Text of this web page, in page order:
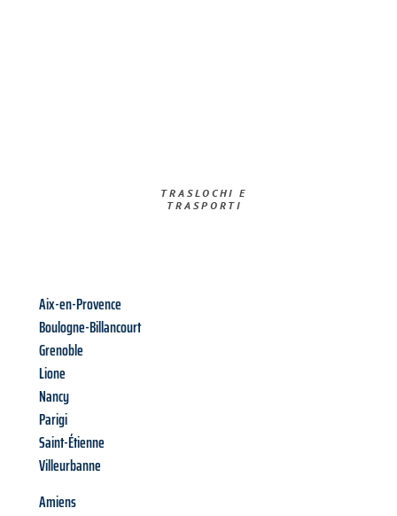
TRASLOCHI E
TRASPORTI​
Aix-en-Provence
Boulogne-Billancourt
Grenoble
Lione
Nancy
Parigi
Saint-Étienne
Villeurbanne
Amiens